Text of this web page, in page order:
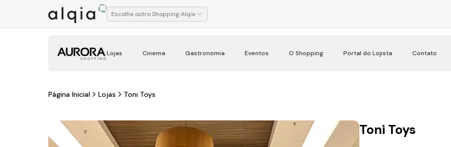
Escolha outro Shopping Alqia
Lojas Cinema Gastronomia Eventos O Shopping Portal do Lojista Contato
Página Inicial Lojas Toni Toys
Toni Toys